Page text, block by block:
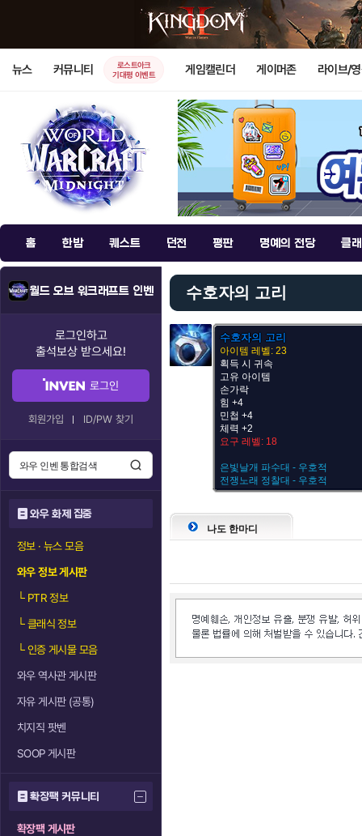
뉴스 커뮤니티
로스트아크
기대평 이벤트
게임캘린더 게이머존 라이브/
홈 한밤 퀘스트 던전 평판 명예의 전당 클
월드 오브 워크래프트 인벤
로그인하고
출석보상 받으세요!
로그인
회원가입 ID/PW 찾기
와우 화제 집중
정보 · 뉴스 모음
와우 정보 게시판
└PTR 정보
└클래식 정보
└인증 게시물 모음
와우 역사관 게시판
자유 게시판 (공통)
치지직 팟벤
SOOP 게시판
확장팩 커뮤니티
확장팩 게시판
수호자의 고리
수호자의 고리
아이템 레벨: 23
획득 시 귀속
고유 아이템
손가락
힘 +4
민첩 +4
체력 +2
요구 레벨: 18
은빛날개 파수대 - 우호적
전쟁노래 정찰대 - 우호적
나도 한마디